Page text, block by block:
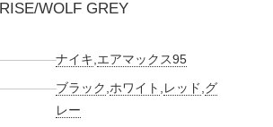
WOLF GREY
ナイキ エアマックス95
ブラック ホワイト レッド グ
レー